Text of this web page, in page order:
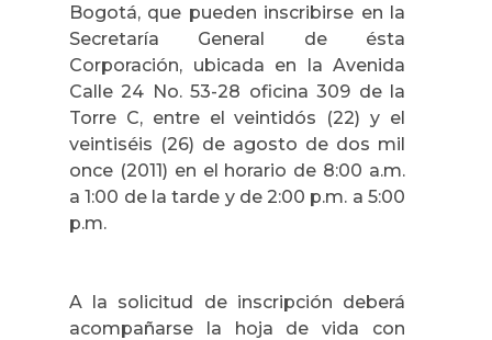
Bogotá, que pueden inscribirse en la
Secretaría General de ésta
Corporación, ubicada en la Avenida
Calle 24 No. 53-28 oficina 309 de la
Torre C, entre el veintidós (22) y el
veintiséis (26) de agosto de dos mil
once (2011) en el horario de 8:00 a.m.
a 1:00 de la tarde y de 2:00 p.m. a 5:00
p.m.
A la solicitud de inscripción deberá
acompañarse la hoja de vida con